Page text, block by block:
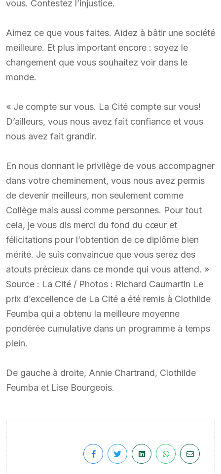
vous. Contestez l’injustice.
Aimez ce que vous faites. Aidez à bâtir une société
meilleure. Et plus important encore : soyez le
changement que vous souhaitez voir dans le
monde.
« Je compte sur vous. La Cité compte sur vous!
D’ailleurs, vous nous avez fait confiance et vous
nous avez fait grandir.
En nous donnant le privilège de vous accompagner
dans votre cheminement, vous nous avez permis
de devenir meilleurs, non seulement comme
Collège mais aussi comme personnes. Pour tout
cela, je vous dis merci du fond du cœur et
félicitations pour l’obtention de ce diplôme bien
mérité. Je suis convaincue que vous serez des
atouts précieux dans ce monde qui vous attend. »
Source : La Cité / Photos : Richard Caumartin Le
prix d’excellence de La Cité a été remis à Clothilde
Feumba qui a obtenu la meilleure moyenne
pondérée cumulative dans un programme à temps
plein.
De gauche à droite, Annie Chartrand, Clothilde
Feumba et Lise Bourgeois.